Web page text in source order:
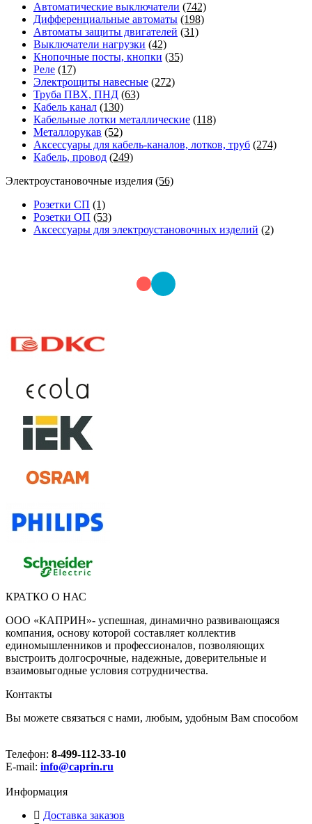
Автоматические выключатели (742)
Дифференциальные автоматы (198)
Автоматы защиты двигателей (31)
Выключатели нагрузки (42)
Кнопочные посты, кнопки (35)
Реле (17)
Электрощиты навесные (272)
Труба ПВХ, ПНД (63)
Кабель канал (130)
Кабельные лотки металлические (118)
Металлорукав (52)
Аксессуары для кабель-каналов, лотков, труб (274)
Кабель, провод (249)
Электроустановочные изделия (56)
Розетки СП (1)
Розетки ОП (53)
Аксессуары для электроустановочных изделий (2)
КРАТКО О НАС
ООО «КАПРИН»- успешная, динамично развивающаяся
компания, основу которой составляет коллектив
единомышленников и профессионалов, позволяющих
выстроить долгосрочные, надежные, доверительные и
взаимовыгодные условия сотрудничества.
Контакты
Вы можете связаться с нами, любым, удобным Вам способом
Телефон: 8-499-112-33-10
E-mail: info@caprin.ru
Информация
Доставка заказов